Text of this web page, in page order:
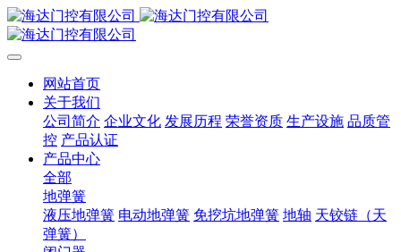
网站首页
关于我们
公司简介 企业文化 发展历程 荣誉资质 生产设施 品质管
控 产品认证
产品中心
全部
地弹簧
液压地弹簧 电动地弹簧 免挖坑地弹簧 地轴 天铰链（天
弹簧）